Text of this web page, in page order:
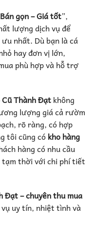
gọn – Giá tốt”,
lượng dịch vụ để
nhất. Dù bạn là cá
hay đơn vị lớn,
phù hợp và hỗ trợ
Thành Đạtkhông
lượng giá cả rườm
rõ ràng, có hợp
tôi cũng cókho hàng
hàng có nhu cầu
tạm thời với chi phí tiết
Đạt – chuyên thu mua
uy tín, nhiệt tình và